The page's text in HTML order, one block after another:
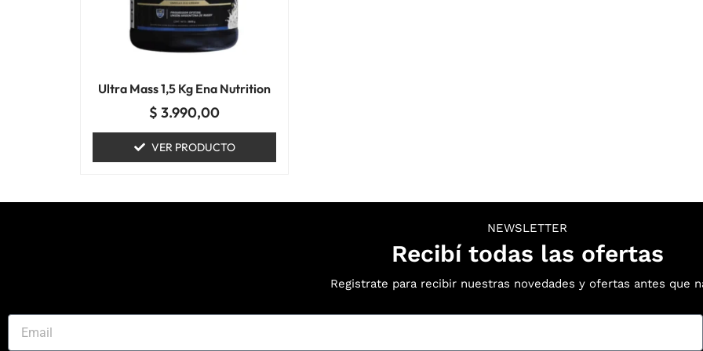
Ultra Mass 1,5 Kg Ena Nutrition
$ 3.990,00
VER PRODUCTO
se
pueden
elegir
la
página
de
producto
NEWSLETTER
Recibí todas las ofertas
Registrate para recibir nuestras novedades y ofertas antes que